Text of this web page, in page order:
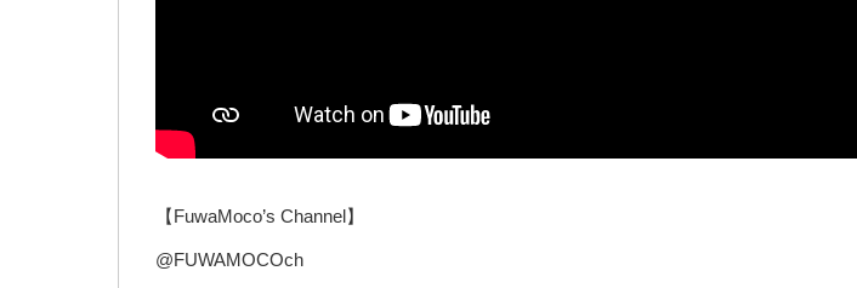
【FuwaMoco’s Channel】
@FUWAMOCOch